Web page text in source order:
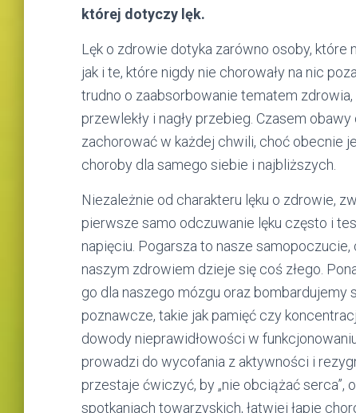
której dotyczy lęk.
Lęk o zdrowie dotyka zarówno osoby,
jak i te, które nigdy nie chorowały na nic
trudno o zaabsorbowanie tematem
przewlekły i nagły przebieg. Czasem
zachorować w każdej chwili, choć obecnie
choroby dla samego siebie i najbliższych.
Niezależnie od charakteru lęku o zdrowie,
pierwsze samo odczuwanie lęku często i
napięciu. Pogarsza to nasze
naszym zdrowiem dzieje się coś złego.
go dla naszego mózgu oraz
poznawcze, takie jak pamięć czy
dowody nieprawidłowości w
prowadzi do wycofania z aktywności i
przestaje ćwiczyć, by „nie obciążać serca”,
spotkaniach towarzyskich, łatwiej łapie